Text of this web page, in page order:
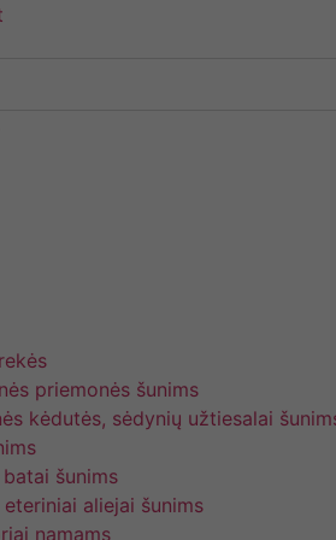
priemonės šunims
kėdutės, sėdynių užtiesalai
šunims
aliejai šunims
namams